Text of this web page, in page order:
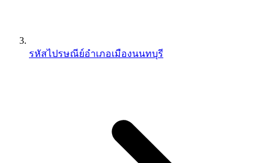
รหัสไปรษณีย์อำเภอเมืองนนทบุรี